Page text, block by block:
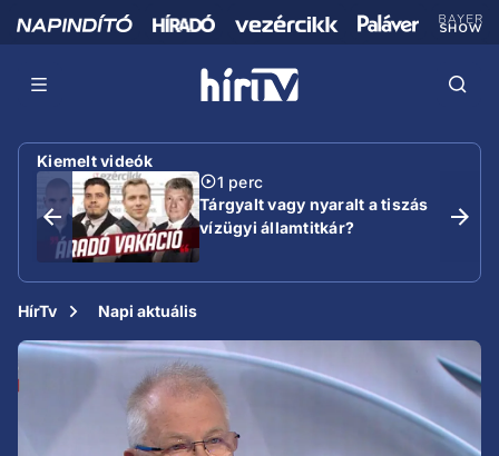
Kiemelt videók
1 perc
Tárgyalt vagy nyaralt a tiszás
vízügyi államtitkár?
HírTv Napi aktuális